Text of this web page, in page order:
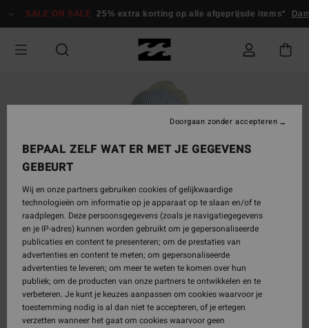
naar
SALE ON SALE 25% extra korting op alle afgeprijsde items*
BEPAAL ZELF WAT ER MET JE GEGEVENS
GEBEURT
Wij en onze partners gebruiken cookies of gelijkwaardige
technologieën om informatie op je apparaat op te slaan en/of te
raadplegen. Deze persoonsgegevens (zoals je navigatiegegevens
en je IP-adres) kunnen worden gebruikt om je gepersonaliseerde
publicaties en content te presenteren; om de prestaties van
advertenties en content te meten; om gepersonaliseerde
advertenties te leveren; om meer te weten te komen over hun
publiek; om de producten van onze partners te ontwikkelen en te
verbeteren. Je kunt je keuzes aanpassen om cookies waarvoor je
toestemming nodig is al dan niet te accepteren, of je ertegen
verzetten wanneer het gaat om cookies waarvoor geen
Doorgaan zonder accepteren